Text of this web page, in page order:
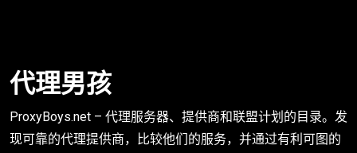
代理男孩
ProxyBoys.net – 代理服务器、提供商和联盟计划的目录。发
现可靠的代理提供商，比较他们的服务，并通过有利可图的